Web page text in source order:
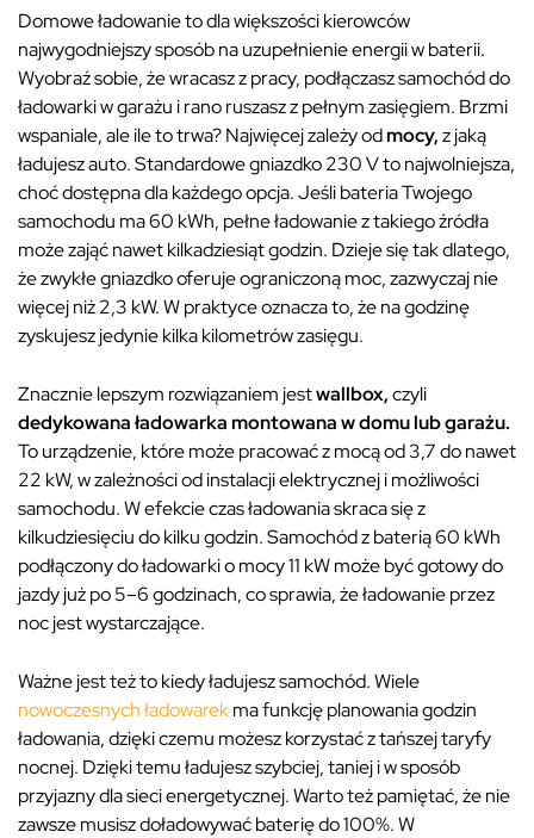
Domowe ładowanie to dla większości kierowców
najwygodniejszy sposób na uzupełnienie energii w baterii.
Wyobraź sobie, że wracasz z pracy, podłączasz samochód do
ładowarki w garażu i rano ruszasz z pełnym zasięgiem. Brzmi
wspaniale, ale ile to trwa? Najwięcej zależy odmocy,z jaką
ładujesz auto. Standardowe gniazdko 230 V to najwolniejsza,
choć dostępna dla każdego opcja. Jeśli bateria Twojego
samochodu ma 60 kWh, pełne ładowanie z takiego źródła
może zająć nawet kilkadziesiąt godzin. Dzieje się tak dlatego,
że zwykłe gniazdko oferuje ograniczoną moc, zazwyczaj nie
więcej niż 2,3 kW. W praktyce oznacza to, że na godzinę
zyskujesz jedynie kilka kilometrów zasięgu.
Znacznie lepszym rozwiązaniem jestwallbox,czyli
dedykowana ładowarka montowana w domu lub garażu.
To urządzenie, które może pracować z mocą od 3,7 do nawet
22 kW, w zależności od instalacji elektrycznej i możliwości
samochodu. W efekcie czas ładowania skraca się z
kilkudziesięciu do kilku godzin. Samochód z baterią 60 kWh
podłączony do ładowarki o mocy 11 kW może być gotowy do
jazdy już po 5–6 godzinach, co sprawia, że ładowanie przez
noc jest wystarczające.
Ważne jest też to kiedy ładujesz samochód. Wiele
nowoczesnych ładowarekma funkcję planowania godzin
ładowania, dzięki czemu możesz korzystać z tańszej taryfy
nocnej. Dzięki temu ładujesz szybciej, taniej i w sposób
przyjazny dla sieci energetycznej. Warto też pamiętać, że nie
zawsze musisz doładowywać baterię do 100%. W